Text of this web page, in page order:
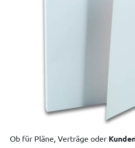
Ob für Pläne, Verträge oder